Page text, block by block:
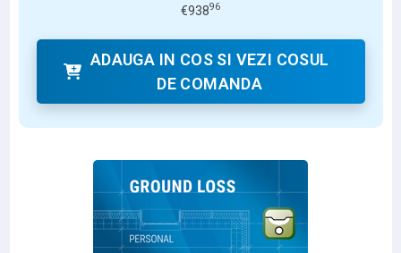
€93896
ADAUGA IN COS SI VEZI COSUL
DE COMANDA